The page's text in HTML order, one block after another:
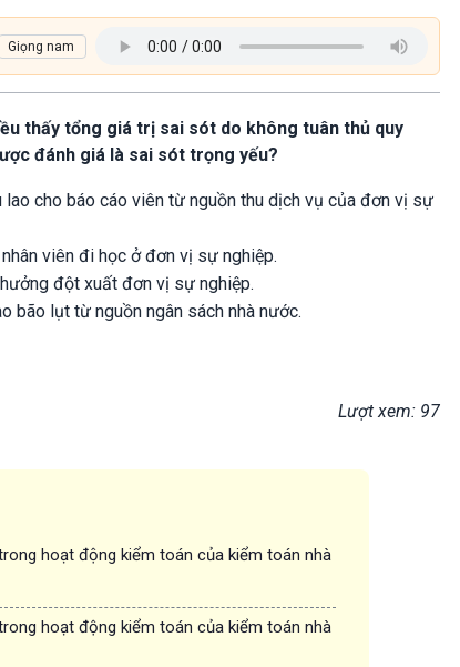
thấy tổng giá trị sai sót do không tuân thủ quy
đánh giá là sai sót trọng yếu?
cho báo cáo viên từ nguồn thu dịch vụ của đơn vị sự
viên đi học ở đơn vị sự nghiệp.
đột xuất đơn vị sự nghiệp.
bão lụt từ nguồn ngân sách nhà nước.
Lượt xem: 97
hoạt động kiểm toán của kiểm toán nhà
hoạt động kiểm toán của kiểm toán nhà